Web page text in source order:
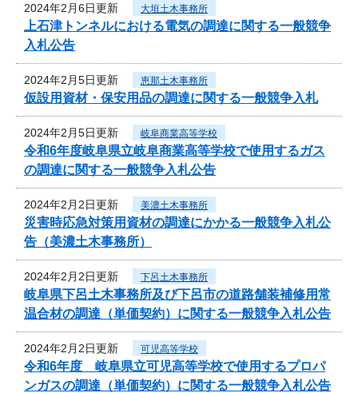
2024年2月6日更新 大垣土木事務所
上石津トンネルにおける電気の調達に関する一般競争
入札公告
2024年2月5日更新 恵那土木事務所
仮設用資材・保安用品の調達に関する一般競争入札
2024年2月5日更新 岐阜商業高等学校
令和6年度岐阜県立岐阜商業高等学校で使用するガス
の調達に関する一般競争入札公告
2024年2月2日更新 美濃土木事務所
災害時応急対策用資材の調達にかかる一般競争入札公
告（美濃土木事務所）
2024年2月2日更新 下呂土木事務所
岐阜県下呂土木事務所及び下呂市の道路舗装補修用常
温合材の調達（単価契約）に関する一般競争入札公告
2024年2月2日更新 可児高等学校
令和6年度 岐阜県立可児高等学校で使用するプロパ
ンガスの調達（単価契約）に関する一般競争入札公告